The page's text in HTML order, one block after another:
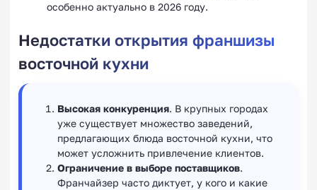
особенно актуально в 2026 году.
Недостатки открытия франшизы
восточной кухни
Высокая конкуренция. В крупных городах
уже существует множество заведений,
предлагающих блюда восточной кухни, что
может усложнить привлечение клиентов.
Ограничение в выборе поставщиков.
Франчайзер часто диктует, у кого и какие